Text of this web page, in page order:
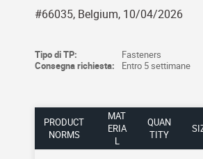
#66035, Belgium, 10/04/2026
Tipo di TP:
Fasteners
Consegna richiesta:
Entro 5 settimane
PRODUCT
NORMS
MAT
ERIA
L
QUAN
TITY